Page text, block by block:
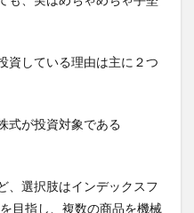
資している理由は主に２つ
式が投資対象である
、選択肢はインデックスフ
目指し、複数の商品を機械